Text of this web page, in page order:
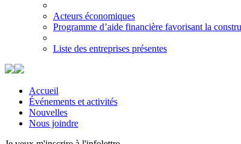
Acteurs économiques
Programme d’aide financière favorisant la
Liste des entreprises présentes
Accueil
Événements et activités
Nouvelles
Nous joindre